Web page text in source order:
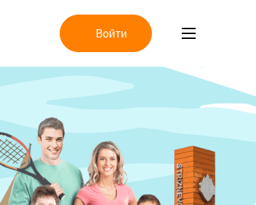
Войти